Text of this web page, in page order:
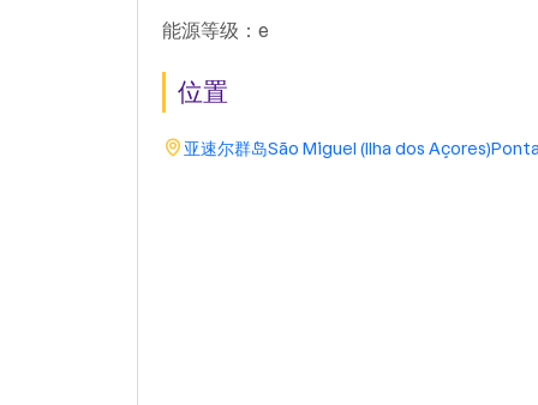
能源等级：e
位置
亚速尔群岛São Miguel (Ilha dos Açores)